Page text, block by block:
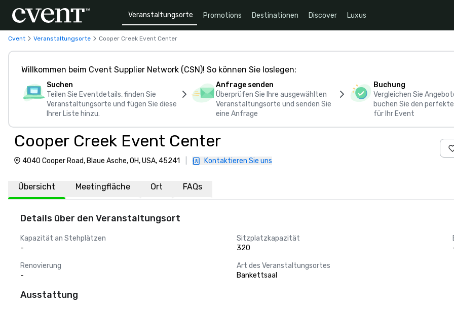
Veranstaltungsorte Promotions Destinationen Discover Luxus
Cvent Veranstaltungsorte Cooper Creek Event Center
Willkommen beim Cvent Supplier Network (CSN)! So können Sie loslegen:
Suchen
Teilen Sie Eventdetails, finden Sie
Veranstaltungsorte und fügen Sie diese
Ihrer Liste hinzu.
Anfrage senden
Überprüfen Sie Ihre ausgewählten
Veranstaltungsorte und senden Sie
eine Anfrage
Buchung
Vergleichen Sie
buchen Sie den
für Ihr Event
Cooper Creek Event Center
4040 Cooper Road, Blaue Asche, OH, USA, 45241 Kontaktieren Sie uns
Übersicht Meetingfläche Ort FAQs
Details über den Veranstaltungsort
Kapazität an Stehplätzen
-
Sitzplatzkapazität
320
Renovierung
-
Art des Veranstaltungsortes
Bankettsaal
Ausstattung